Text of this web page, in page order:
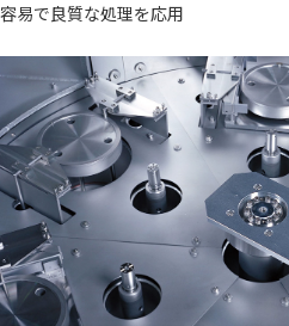
容易で良質な処理を応用